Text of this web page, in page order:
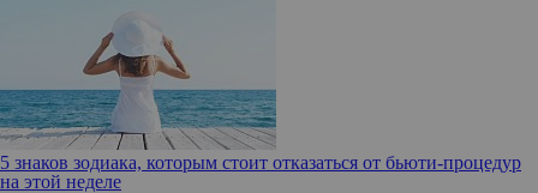
5 знаков зодиака, которым стоит отказаться от бьюти-процедур
на этой неделе